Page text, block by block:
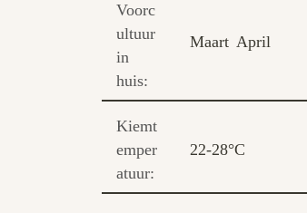
Voorc
ultuur
in
huis:
Maart April
Kiemt
emper
atuur:
22-28°C